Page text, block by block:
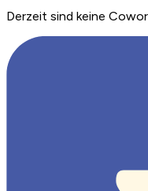
Derzeit sind keine